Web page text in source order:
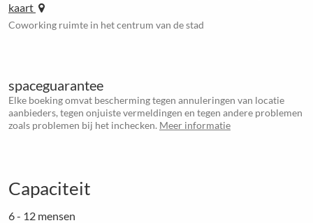
kaart
Coworking ruimte in het centrum van de stad
spaceguarantee
Elke boeking omvat bescherming tegen annuleringen van locatie
aanbieders, tegen onjuiste vermeldingen en tegen andere problemen
zoals problemen bij het inchecken. Meer informatie
Capaciteit
6 - 12 mensen